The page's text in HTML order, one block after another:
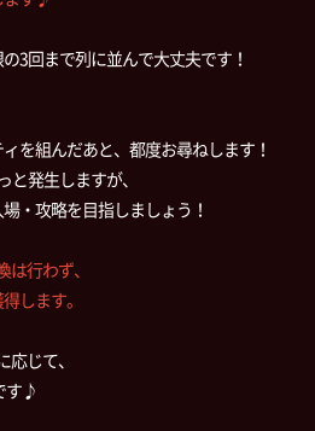
3回まで列に並んで大丈夫です！
を組んだあと、都度お尋ねします！
発生しますが、
・攻略を目指しましょう！
行わず、
します。
応じて、
す♪